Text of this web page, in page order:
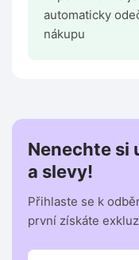
automaticky
nákupu
Nenechte si
a slevy!
Přihlaste se k
první získáte